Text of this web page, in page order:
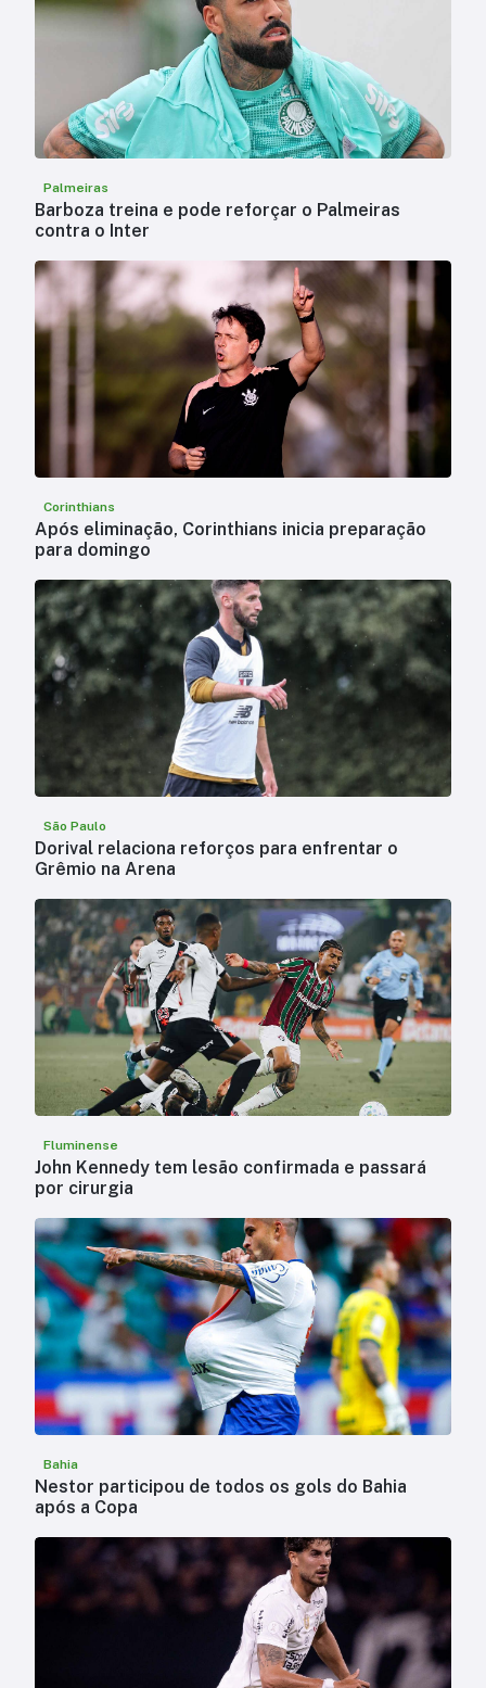
Palmeiras
Barboza treina e pode reforçar o Palmeiras
contra o Inter
Corinthians
Após eliminação, Corinthians inicia preparação
para domingo
São Paulo
Dorival relaciona reforços para enfrentar o
Grêmio na Arena
Fluminense
John Kennedy tem lesão confirmada e passará
por cirurgia
Bahia
Nestor participou de todos os gols do Bahia
após a Copa